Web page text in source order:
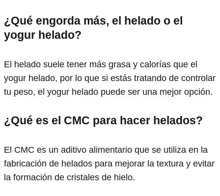
¿Qué engorda más, el helado o el
yogur helado?
El helado suele tener más grasa y calorías que el
yogur helado, por lo que si estás tratando de controlar
tu peso, el yogur helado puede ser una mejor opción.
¿Qué es el CMC para hacer helados?
El CMC es un aditivo alimentario que se utiliza en la
fabricación de helados para mejorar la textura y evitar
la formación de cristales de hielo.